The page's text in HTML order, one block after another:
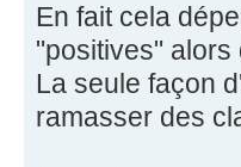
En fait cela
"positives"
La seule façon
ramasser des